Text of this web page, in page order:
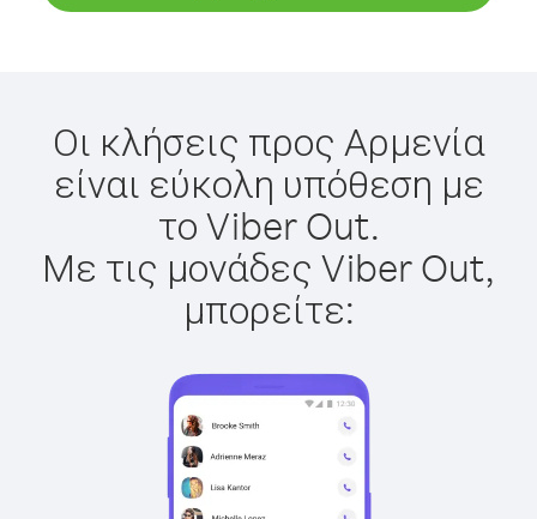
Οι κλήσεις προς Αρμενία
είναι εύκολη υπόθεση με
το Viber Out.
Με τις μονάδες Viber Out,
μπορείτε: